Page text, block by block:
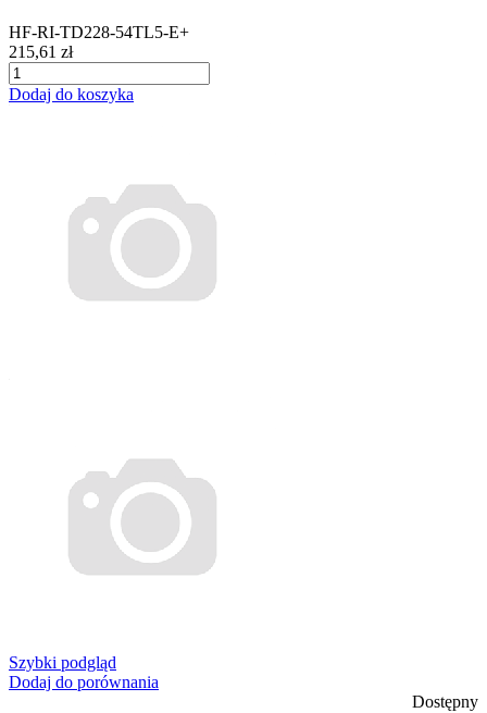
HF-RI-TD228-54TL5-E+
215,61 zł
Dodaj do koszyka
Szybki podgląd
Dodaj do porównania
Dostępny